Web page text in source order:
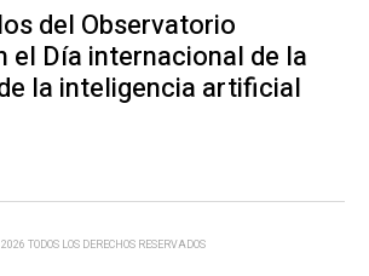
del Observatorio
el Día internacional de la
la inteligencia artificial
TODOS LOS DERECHOS RESERVADOS